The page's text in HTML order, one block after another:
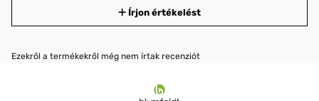
Írjon értékelést
Ezekről a termékekről még nem írtak recenziót